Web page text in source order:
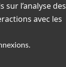
l’analyse des
avec les